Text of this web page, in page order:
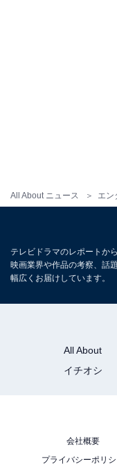
All About ニュース エン
ました。
先行馬たちが作っ
好の流れとなった
残り200mを過ぎた
完歩ごとに迫るノ
まで抵抗しますが
が利きません。
テレビドラマのレポートか
映画業界や作品の考察、話
幅広くお届けしています。
All About
イチオシ
会社概要
プライバシーポリ